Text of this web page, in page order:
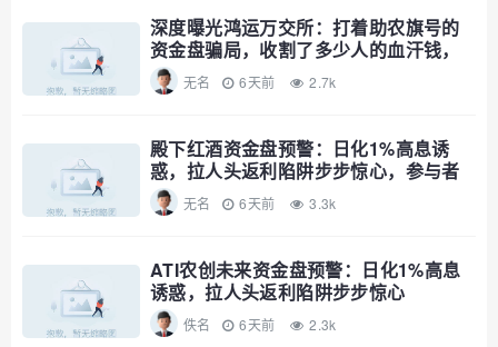
深度曝光鸿运万交所：打着助农旗号的
资金盘骗局，收割了多少人的血汗钱，
远离！
无名 6天前 2.7k
殿下红酒资金盘预警：日化1%高息诱
惑，拉人头返利陷阱步步惊心，参与者
速避无名 6天前 3.3k
ATI农创未来资金盘预警：日化1%高息
诱惑，拉人头返利陷阱步步惊心
佚名 6天前 2.3k